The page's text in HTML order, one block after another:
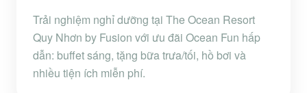
Trải nghiệm nghỉ dưỡng tại The Ocean Resort
Quy Nhơn by Fusion với ưu đãi Ocean Fun hấp
dẫn: buffet sáng, tặng bữa trưa/tối, hồ bơi và
nhiều tiện ích miễn phí.